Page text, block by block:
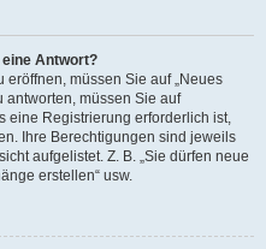
Antwort?
müssen Sie auf „Neues
antworten, müssen Sie auf
eine Registrierung erforderlich ist,
Ihre Berechtigungen sind jeweils
aufgelistet. Z. B. „Sie dürfen neue
erstellen“ usw.